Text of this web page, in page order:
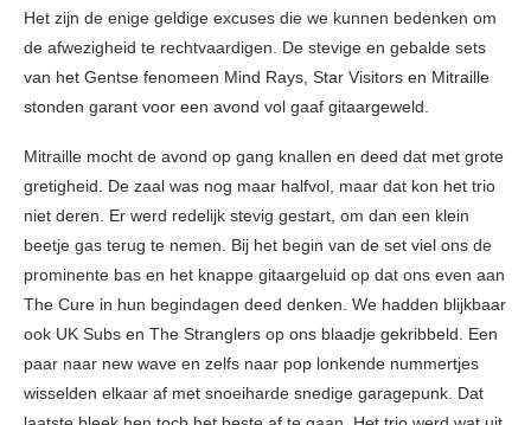
Het zijn de enige geldige excuses die we kunnen bedenken om
de afwezigheid te rechtvaardigen. De stevige en gebalde sets
van het Gentse fenomeen Mind Rays, Star Visitors en Mitraille
stonden garant voor een avond vol gaaf gitaargeweld.
Mitraille mocht de avond op gang knallen en deed dat met grote
gretigheid. De zaal was nog maar halfvol, maar dat kon het trio
niet deren. Er werd redelijk stevig gestart, om dan een klein
beetje gas terug te nemen. Bij het begin van de set viel ons de
prominente bas en het knappe gitaargeluid op dat ons even aan
The Cure in hun begindagen deed denken. We hadden blijkbaar
ook UK Subs en The Stranglers op ons blaadje gekribbeld. Een
paar naar new wave en zelfs naar pop lonkende nummertjes
wisselden elkaar af met snoeiharde snedige garagepunk. Dat